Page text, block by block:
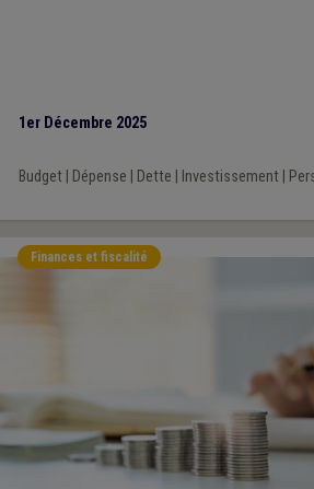
1er Décembre 2025
Budget| Dépense Dette Investissement|
Finances et fiscalité